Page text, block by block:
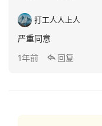
V
论
打工人人上人
严重同意
1年前
回复